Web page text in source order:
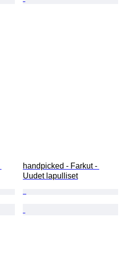
handpicked - Farkut -
Uudet lapulliset